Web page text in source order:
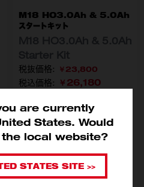
are currently
States. Would
local website?
STATES SITE >>
M18 HO3.0Ah & 5.0Ah
スタートキット
￥23,800
税込価格: ￥26,180
型番M18 HNRG-532 JP
カートに入れる